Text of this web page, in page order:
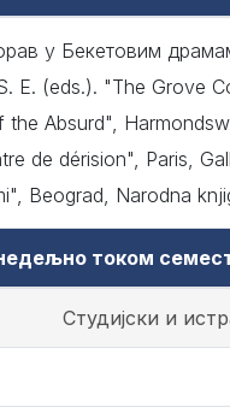
у Бекетовим
E. (eds.). "The Grove
Absurd",
de dérision", Paris,
Beograd, Narodna
током
Студијски и